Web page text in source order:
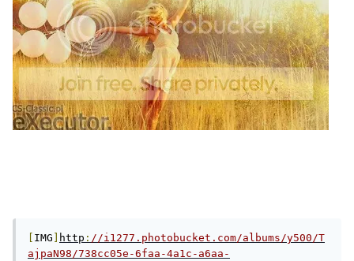
IMG http : //i1277.photobucket.com/albums/y500/T
ajpaN98/738cc05e-6faa-4a1c-a6aa-